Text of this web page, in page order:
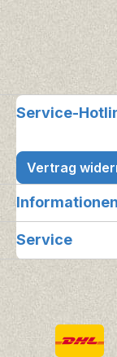
Service-
Vertrag
Informationen
Service